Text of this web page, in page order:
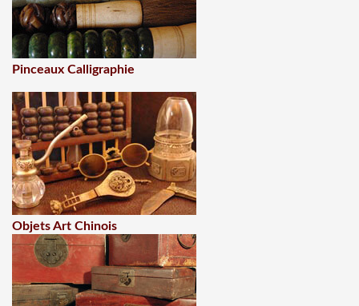
Pinceaux Calligraphie
Objets Art Chinois